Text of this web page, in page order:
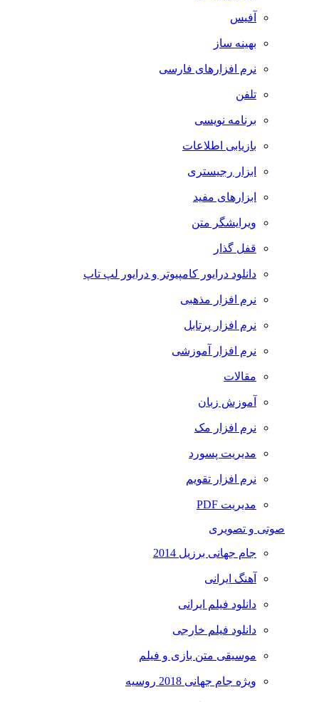
آفیس
بهینه ساز
نرم افزارهای فارسی
تلفن
برنامه نویسی
بازیابی اطلاعات
ابزار رجیستری
ابزارهای مفید
ویرایشگر متن
قفل گذار
دانلود درایور کامپیوتر و درایور لپ تاپ
نرم افزار مذهبی
نرم افزار پرتابل
نرم افزار آموزشی
مقالات
آموزش زبان
نرم افزار مک
مدیریت پسورد
نرم افزار تقویم
مدیریت PDF
صوتی و تصویری
جام جهانی برزیل 2014
آهنگ ایرانی
دانلود فیلم ایرانی
دانلود فیلم خارجی
موسیقی متن بازی و فیلم
ویژه جام جهانی 2018 روسیه